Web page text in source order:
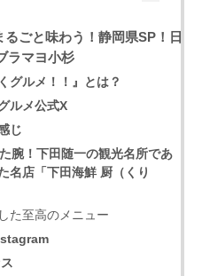
ごと味わう！静岡県SP！日
ラマヨ小杉
グルメ！！』とは？
ルメ公式X
じ
腕！下田随一の観光名所であ
名店 「下田海鮮 厨（くり
た至高のメニュー